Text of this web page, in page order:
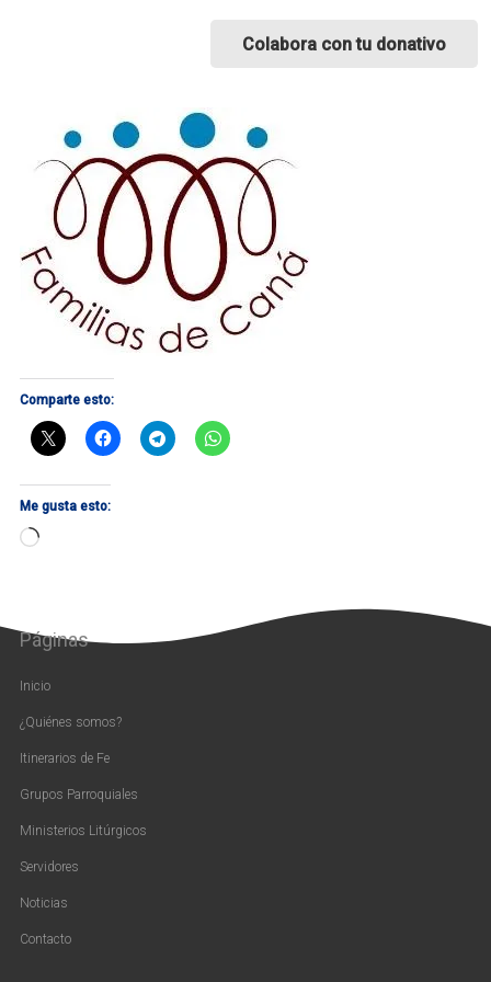
Colabora con tu donativo
Comparte esto:
Me gusta esto:
Cargando...
Páginas
Inicio
¿Quiénes somos?
Itinerarios de Fe
Grupos Parroquiales
Ministerios Litúrgicos
Servidores
Noticias
Contacto